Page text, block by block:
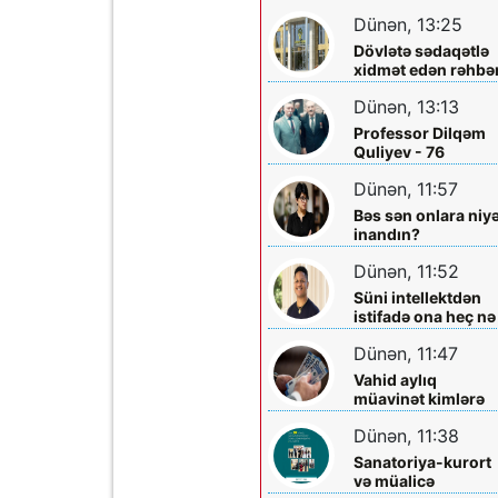
əməliyyatından
sonra qadının
ölümü ilə bağlı
Şəmkir rayon
araşdırma aparılır
Dünən, 13:25
Dövlətə sədaqətlə
xidmət edən
Şəmkir Elektrik
Şəbəkəsinin rəisi
Mehman Xəlilovun
fəaliyyəti
Dünən, 13:13
Professor Dilqəm
Quliyev - 76
Dünən, 11:57
Bəs sən onlara
inandın?
Dünən, 11:52
Süni intellektdən
istifadə ona heç nə
qazandırmadı...
Dünən, 11:47
Vahid aylıq
müavinət kimlərə
verilir? - Dövlət
Komitəsindən
açıqlama vahid-
ayliq-muavinet-
kimlere-verilir
Dünən, 11:38
Sanatoriya-kurort
və müalicə